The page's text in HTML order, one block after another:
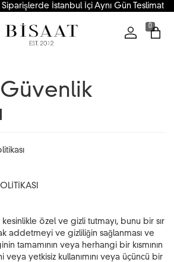
İstanbul İçi Aynı Gün Teslimat
0
kesinlikle özel ve gizli tutmayı, bunu bir sır
addetmeyi ve gizliliğin sağlanması ve
tamamının veya herhangi bir kısmının
veya yetkisiz kullanımını veya üçüncü bir